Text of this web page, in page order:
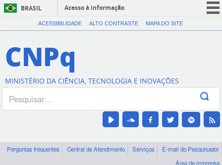
BRASIL
Acesso à informação
CORONAVÍRUS (COVID-19)
Canais
ACESSIBILIDADE ALTO CONTRASTE MAPA DO SITE
CNPq
MINISTÉRIO DA CIÊNCIA, TECNOLOGIA E INOVAÇÕES
Perguntas frequentes Central de Atendimento Serviços
E-mail do Pesquisador
Área de imprensa